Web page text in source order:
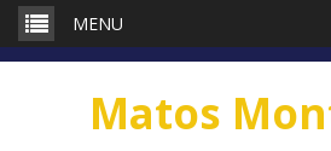
Aller
contenu
MENU
Matos